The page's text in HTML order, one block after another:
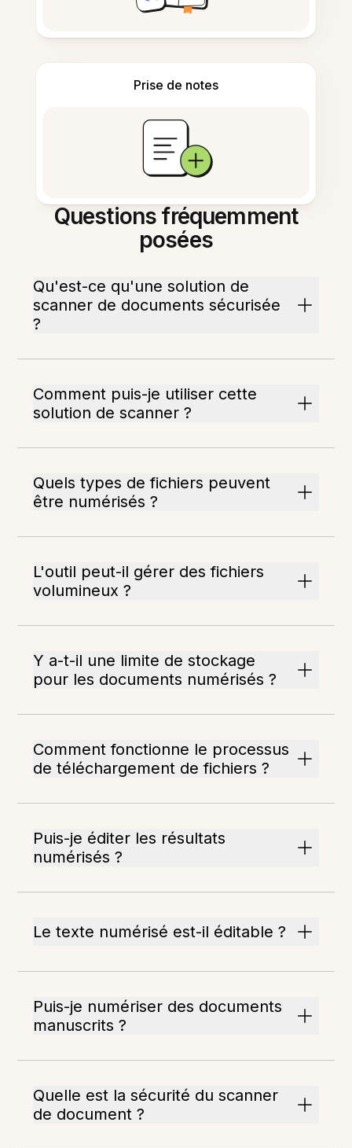
Prise de notes
Questions fréquemment
posées
Qu'est-ce qu'une solution de
scanner de documents sécurisée
?
Comment puis-je utiliser cette
solution de scanner ?
Quels types de fichiers peuvent
être numérisés ?
L'outil peut-il gérer des fichiers
volumineux ?
Y a-t-il une limite de stockage
pour les documents numérisés ?
Comment fonctionne le processus
de téléchargement de fichiers ?
Puis-je éditer les résultats
numérisés ?
Le texte numérisé est-il éditable ?
Puis-je numériser des documents
manuscrits ?
Quelle est la sécurité du scanner
de document ?